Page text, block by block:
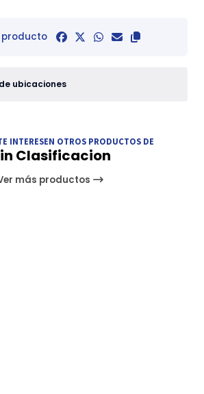
producto
ubicaciones
INTERESEN OTROS PRODUCTOS DE
Clasificacion
más productos